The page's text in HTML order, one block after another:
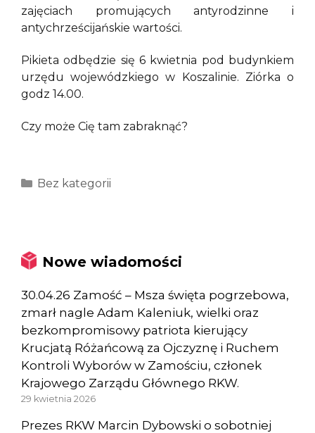
zajęciach promujących antyrodzinne i
antychrześcijańskie wartości.
Pikieta odbędzie się 6 kwietnia pod budynkiem
urzędu wojewódzkiego w Koszalinie. Ziórka o
godz 14.00.
Czy może Cię tam zabraknąć?
Kategorie
Bez kategorii
Nowe wiadomości
30.04.26 Zamość – Msza święta pogrzebowa,
zmarł nagle Adam Kaleniuk, wielki oraz
bezkompromisowy patriota kierujący
Krucjatą Różańcową za Ojczyznę i Ruchem
Kontroli Wyborów w Zamościu, członek
Krajowego Zarządu Głównego RKW.
29 kwietnia 2026
Prezes RKW Marcin Dybowski o sobotniej